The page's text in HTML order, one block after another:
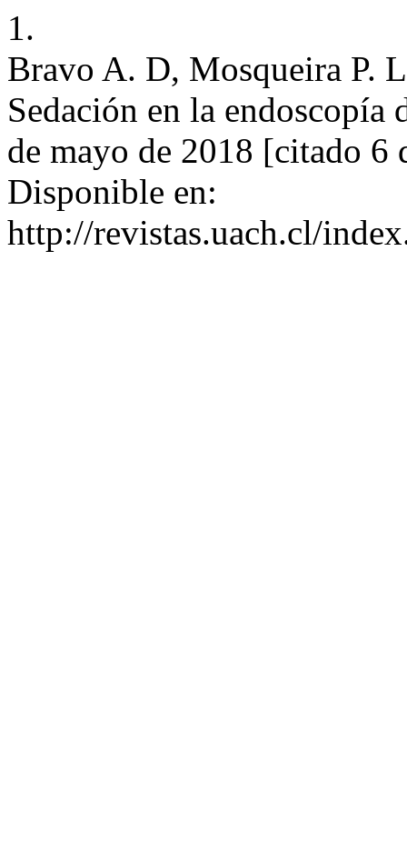
1.
Bravo A. D, Mosqueira P.
Sedación en la
de mayo de 2018 [citado 6
Disponible en:
http://revistas.uach.cl/